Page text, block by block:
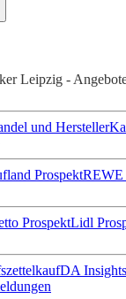
Leipzig -
und Hersteller
ProspektREWE
ProspektLidl
kaufDA Insights